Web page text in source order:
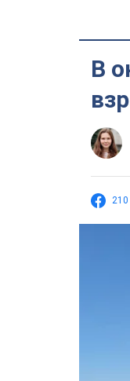
В
210